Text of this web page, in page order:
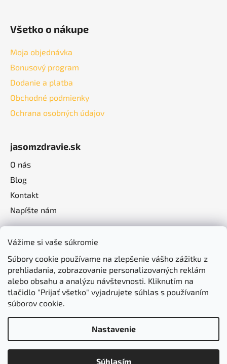
Vážime si vaše súkromie
Súbory cookie používame na zlepšenie vášho zážitku z
prehliadania, zobrazovanie personalizovaných reklám
alebo obsahu a analýzu návštevnosti. Kliknutím na
tlačidlo "Prijať všetko" vyjadrujete súhlas s používaním
súborov cookie.
Nastavenie
Súhlasím
Všetko o nákupe
Moja objednávka
Bonusový program
Dodanie a platba
Obchodné podmienky
Ochrana osobných údajov
jasomzdravie.sk
O nás
Blog
Kontakt
Napíšte nám
Vytvoril Shoptet